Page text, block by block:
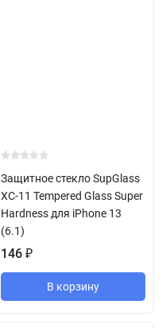
Защитное стекло SupGlass
XC-11 Tempered Glass Super
Hardness для iPhone 13
(6.1)
146 ₽
В корзину